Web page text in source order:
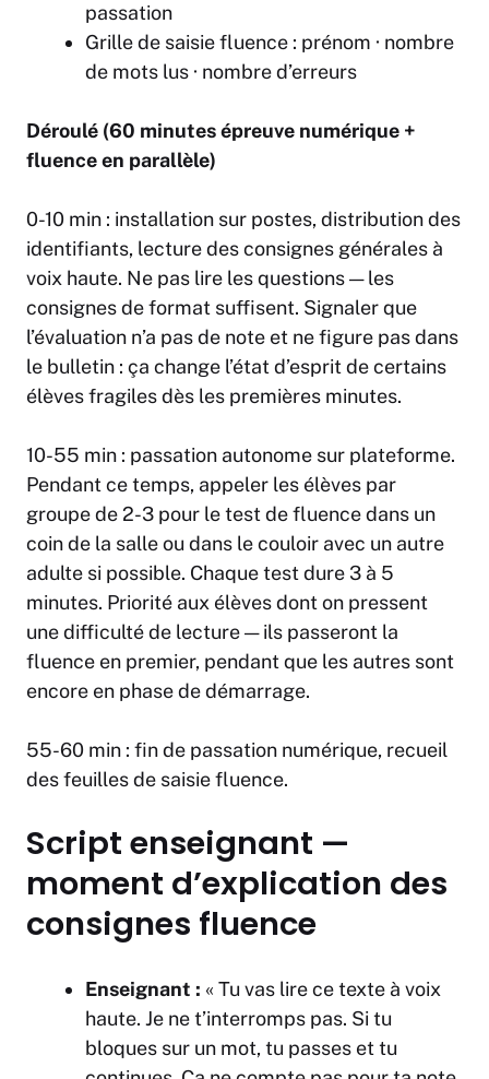
passation
Grille de saisie fluence : prénom · nombre
de mots lus · nombre d’erreurs
Déroulé (60 minutes épreuve numérique +
fluence en parallèle)
0-10 min : installation sur postes, distribution des
identifiants, lecture des consignes générales à
voix haute. Ne pas lire les questions — les
consignes de format suffisent. Signaler que
l’évaluation n’a pas de note et ne figure pas dans
le bulletin : ça change l’état d’esprit de certains
élèves fragiles dès les premières minutes.
10-55 min : passation autonome sur plateforme.
Pendant ce temps, appeler les élèves par
groupe de 2-3 pour le test de fluence dans un
coin de la salle ou dans le couloir avec un autre
adulte si possible. Chaque test dure 3 à 5
minutes. Priorité aux élèves dont on pressent
une difficulté de lecture — ils passeront la
fluence en premier, pendant que les autres sont
encore en phase de démarrage.
55-60 min : fin de passation numérique, recueil
des feuilles de saisie fluence.
Script enseignant —
moment d’explication des
consignes fluence
Enseignant : « Tu vas lire ce texte à voix
haute. Je ne t’interromps pas. Si tu
bloques sur un mot, tu passes et tu